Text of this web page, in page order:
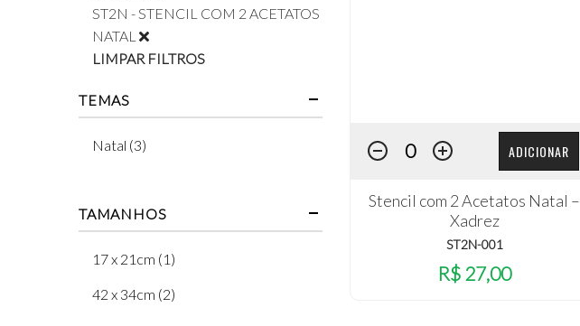
ADICIONAR
Stencil com 2 Acetatos Natal –
Xadrez
ST2N-001
R$ 27,00
ST2N - STENCIL COM 2 ACETATOS
NATAL
LIMPAR FILTROS
TEMAS
Natal (3)
TAMANHOS
17 x 21cm (1)
42 x 34cm (2)